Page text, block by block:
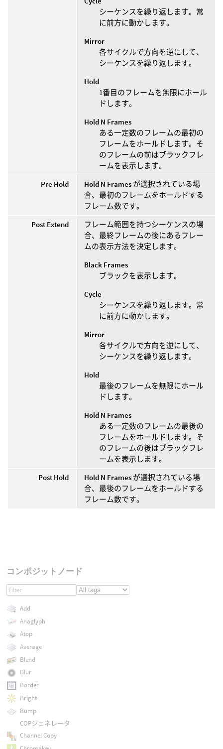
シーケンスを繰り返します。常
に前方に動かします。
Mirror
各サイクルで方向を逆にして、
シーケンスを繰り返します。
Hold
1番目のフレームを無限にホール
ドします。
Hold N Frames
ある一定数のフレームの最初の
フレームをホールドします。そ
のフレームの前はブラックフレ
ームを表示します。
Pre Hold
Hold N Frames が選択されている場
合、最初のフレームをホールドする
フレーム数です。
Post Extend
フレーム範囲を持つシーケンスの場
合、最終フレームの後にあるフレー
ムの表示方法を決定します。
Black Frames
ブラックを表示します。
Cycle
シーケンスを繰り返します。常
に前方に動かします。
Mirror
各サイクルで方向を逆にして、
シーケンスを繰り返します。
Hold
最後のフレームを無限にホール
ドします。
Hold N Frames
ある一定数のフレームの最後の
フレームをホールドします。そ
のフレームの後はブラックフレ
ームを表示します。
Post Hold
Hold N Frames が選択されている場
合、最後のフレームをホールドする
フレーム数です。
コンポジットノード
Add
Anaglyph
Atop
Average
Blend
Blur
Border
Bright
Bump
COPジェネレータ
Channel Copy